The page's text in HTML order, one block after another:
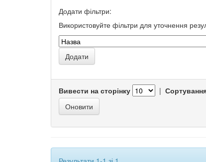
Додати фільтри:
Використовуйте фільтри для уточнення
Вивести на сторінку |